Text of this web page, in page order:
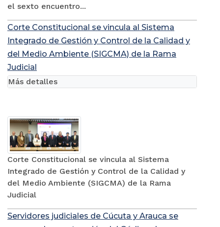
el sexto encuentro...
Corte Constitucional se vincula al Sistema
Integrado de Gestión y Control de la Calidad y
del Medio Ambiente (SIGCMA) de la Rama
Judicial
Corte Constitucional se vincula al Sistema
Integrado de Gestión y Control de la Calidad y
del Medio Ambiente (SIGCMA) de la Rama
Judicial
Más detalles
Servidores judiciales de Cúcuta y Arauca se